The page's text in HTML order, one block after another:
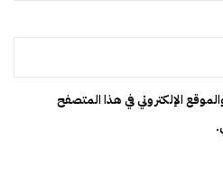
الإلكتروني في هذا المتصفح